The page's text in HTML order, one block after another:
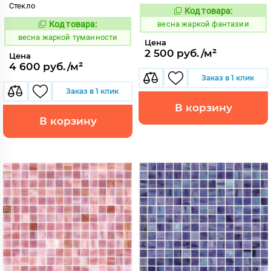
Стекло
97359
Код товара:
весна жаркой туманности
Цена
4 600 руб./м²
Заказ в 1 клик
В корзину
97362
Код товара:
весна жаркой фантазии
Цена
2 500 руб./м²
Заказ в 1 клик
В корзину